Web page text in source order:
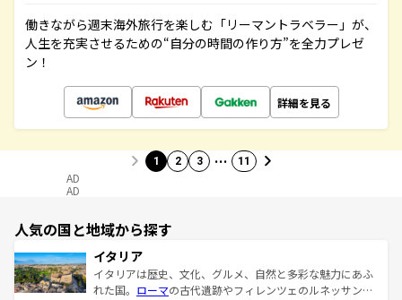
働きながら週末海外旅行を楽しむ「リーマントラベラー」が、
人生を充実させるための“自分の時間の作り方”を全力プレゼ
ン！
詳細を見る
1 2 3 … 11
AD
AD
人気の国と地域から探す
イタリア
イタリアは歴史、文化、グルメ、自然と多彩な魅力にあふ
れた国。 ローマの古代遺跡やフィレンツェのルネッサンス